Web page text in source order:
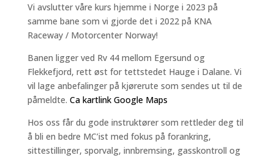
Vi avslutter våre kurs hjemme i Norge i 2023 på
samme bane som vi gjorde det i 2022 på KNA
Raceway / Motorcenter Norway!
Banen ligger ved Rv 44 mellom Egersund og
Flekkefjord, rett øst for tettstedet Hauge i Dalane. Vi
vil lage anbefalinger på kjørerute som sendes ut til de
påmeldte. Ca kartlink Google Maps
Hos oss får du gode instruktører som rettleder deg til
å bli en bedre MC’ist med fokus på forankring,
sittestillinger, sporvalg, innbremsing, gasskontroll og